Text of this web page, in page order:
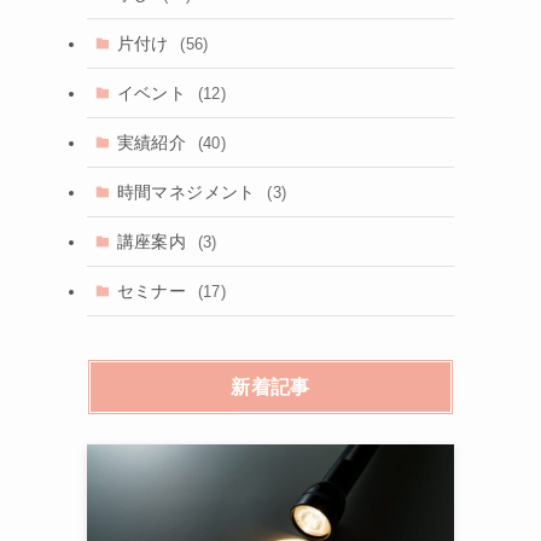
片付け (56)
イベント (12)
実績紹介 (40)
時間マネジメント (3)
講座案内 (3)
セミナー (17)
新着記事